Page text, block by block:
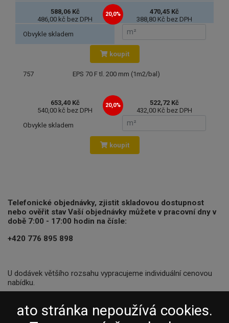
588,06 Kč 20,0%
486,00 kč bez DPH
470,45 Kč
388,80 Kč bez DPH
Obvykle skladem
koupit
757 EPS 70 F tl. 200 mm (1m2/bal)
653,40 Kč 20,0%
540,00 kč bez DPH
522,72 Kč
432,00 Kč bez DPH
Obvykle skladem
koupit
Telefonické objednávky, zjistit skladovou dostupnost
nebo ověřit stav Vaší objednávky můžete v pracovní dny v
době 7:00 - 17:00 hodin na čísle:
+420 776 895 898
U dodávek většího rozsahu vypracujeme individuální cenovou
nabídku.
ato stránka nepoužívá cookies.